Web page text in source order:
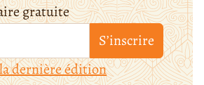
gratuite
S’inscrire
dernière édition